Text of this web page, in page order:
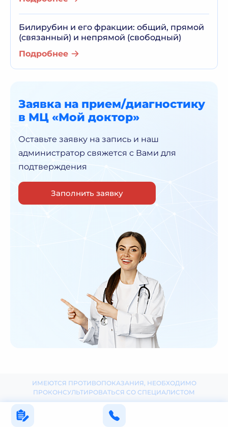
Билирубин и его фракции: общий, прямой
(связанный) и непрямой (свободный)
Подробнее
Заявка на прием/диагностику
в МЦ «Мой доктор»
Оставьте заявку на запись и наш
администратор свяжется с Вами для
подтверждения
Заполнить заявку
ИМЕЮТСЯ ПРОТИВОПОКАЗАНИЯ, НЕОБХОДИМО
ПРОКОНСУЛЬТИРОВАТЬСЯ СО СПЕЦИАЛИСТОМ